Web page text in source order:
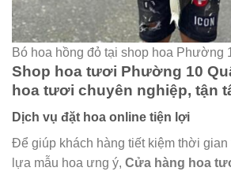
Bó hoa hồng đỏ tại shop hoa Phường
Shop hoa tươi Phường 10
hoa tươi chuyên nghiệp, tận
Dịch vụ đặt hoa online tiện lợi
Để giúp khách hàng tiết kiệm thời gian
lựa mẫu hoa ưng ý, Cửa hàng hoa